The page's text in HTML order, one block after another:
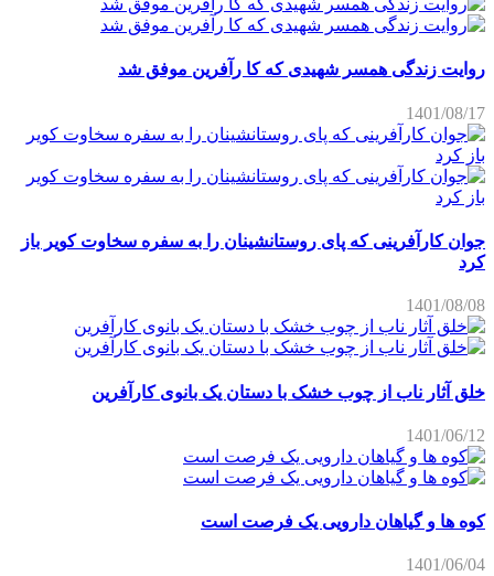
روایت زندگی همسر شهیدی که کا رآفرین موفق شد
1401/08/17
جوان کارآفرینی که پای روستانشینان را به سفره سخاوت کویر باز
کرد
1401/08/08
خلق آثار ناب از چوب خشک با دستان یک بانوی کارآفرین
1401/06/12
کوه ها و گیاهان دارویی یک فرصت است
1401/06/04